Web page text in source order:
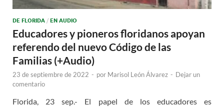
DE FLORIDA / EN AUDIO
Educadores y pioneros floridanos apoyan
referendo del nuevo Código de las
Familias (+Audio)
23 de septiembre de 2022 - por Marisol León Álvarez - Dejar un
comentario
Florida, 23 sep.- El papel de los educadores es